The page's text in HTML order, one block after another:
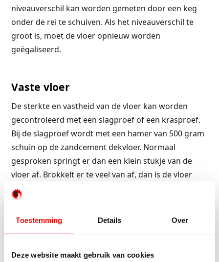
Toestemming Details Over
Deze website maakt gebruik van cookies
niveauverschil kan worden gemeten door een keg
onder de rei te schuiven. Als het niveauverschil te
groot is, moet de vloer opnieuw worden
geëgaliseerd.
Vaste vloer
De sterkte en vastheid van de vloer kan worden
gecontroleerd met een slagproef of een krasproef.
Bij de slagproef wordt met een hamer van 500 gram
schuin op de zandcement dekvloer. Normaal
gesproken springt er dan een klein stukje van de
vloer af. Brokkelt er te veel van af, dan is de vloer
niet goed. Bij een anhydrietvloer kunnen er bij de
slagproef deuken in de vloer komen. In dat geval is
de vloer te zacht om er parket of laminaat op te
De krasproef wordt uitgevoerd met de GitterRitz. Dit